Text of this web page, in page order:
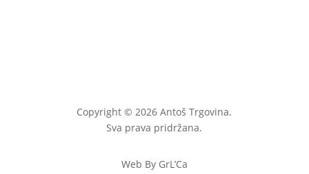
Copyright © 2026 Antoš Trgovina.
Sva prava pridržana.
Web By GrL’Ca